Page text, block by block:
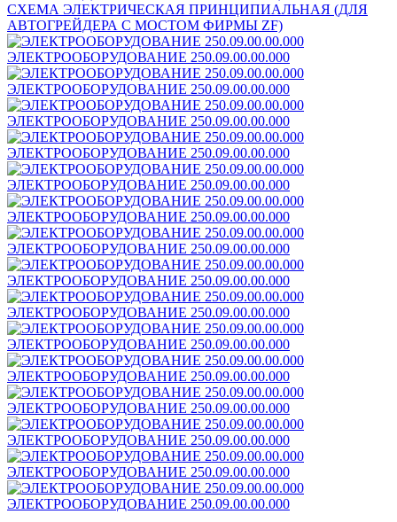
СХЕМА ЭЛЕКТРИЧЕСКАЯ ПРИНЦИПИАЛЬНАЯ (ДЛЯ
АВТОГРЕЙДЕРА С МОСТОМ ФИРМЫ ZF)
ЭЛЕКТРООБОРУДОВАНИЕ 250.09.00.00.000
ЭЛЕКТРООБОРУДОВАНИЕ 250.09.00.00.000
ЭЛЕКТРООБОРУДОВАНИЕ 250.09.00.00.000
ЭЛЕКТРООБОРУДОВАНИЕ 250.09.00.00.000
ЭЛЕКТРООБОРУДОВАНИЕ 250.09.00.00.000
ЭЛЕКТРООБОРУДОВАНИЕ 250.09.00.00.000
ЭЛЕКТРООБОРУДОВАНИЕ 250.09.00.00.000
ЭЛЕКТРООБОРУДОВАНИЕ 250.09.00.00.000
ЭЛЕКТРООБОРУДОВАНИЕ 250.09.00.00.000
ЭЛЕКТРООБОРУДОВАНИЕ 250.09.00.00.000
ЭЛЕКТРООБОРУДОВАНИЕ 250.09.00.00.000
ЭЛЕКТРООБОРУДОВАНИЕ 250.09.00.00.000
ЭЛЕКТРООБОРУДОВАНИЕ 250.09.00.00.000
ЭЛЕКТРООБОРУДОВАНИЕ 250.09.00.00.000
ЭЛЕКТРООБОРУДОВАНИЕ 250.09.00.00.000